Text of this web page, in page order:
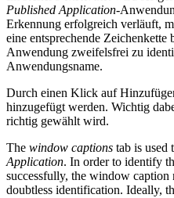
Published Application-
Erkennung erfolgreich verläuft,
eine entsprechende
Anwendung zweifelsfrei zu
Anwendungsname.
Durch einen Klick auf
hinzugefügt werden. Wichtig
richtig gewählt wird.
The window captions tab is used
Application. In order to identify
successfully, the window caption
doubtless identification. Ideally,